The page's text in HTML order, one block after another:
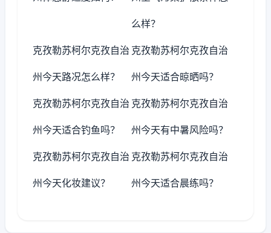
么样？
克孜勒苏柯尔克孜自治
州今天路况怎么样？
克孜勒苏柯尔克孜自治
州今天适合晾晒吗？
克孜勒苏柯尔克孜自治
州今天适合钓鱼吗？
克孜勒苏柯尔克孜自治
州今天有中暑风险吗？
克孜勒苏柯尔克孜自治
州今天化妆建议？
克孜勒苏柯尔克孜自治
州今天适合晨练吗？